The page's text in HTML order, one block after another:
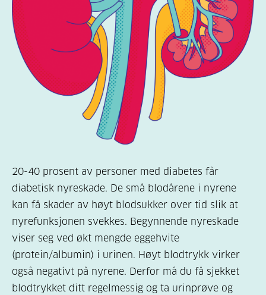
20-40 prosent av personer med diabetes får
diabetisk nyreskade. De små blodårene i nyrene
kan få skader av høyt blodsukker over tid slik at
nyrefunksjonen svekkes. Begynnende nyreskade
viser seg ved økt mengde eggehvite
(protein/albumin) i urinen. Høyt blodtrykk virker
også negativt på nyrene. Derfor må du få sjekket
blodtrykket ditt regelmessig og ta urinprøve og